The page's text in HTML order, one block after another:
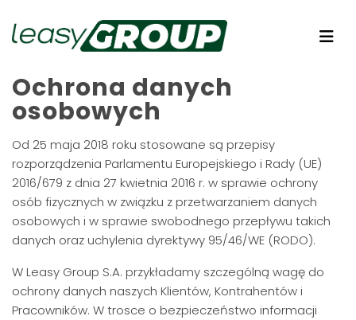
Ochrona danych
osobowych
Od 25 maja 2018 roku stosowane są przepisy
rozporządzenia Parlamentu Europejskiego i Rady (UE)
2016/679 z dnia 27 kwietnia 2016 r. w sprawie ochrony
osób fizycznych w związku z przetwarzaniem danych
osobowych i w sprawie swobodnego przepływu takich
danych oraz uchylenia dyrektywy 95/46/WE (RODO).
W Leasy Group S.A. przykładamy szczególną wagę do
ochrony danych naszych Klientów, Kontrahentów i
Pracowników. W trosce o bezpieczeństwo informacji